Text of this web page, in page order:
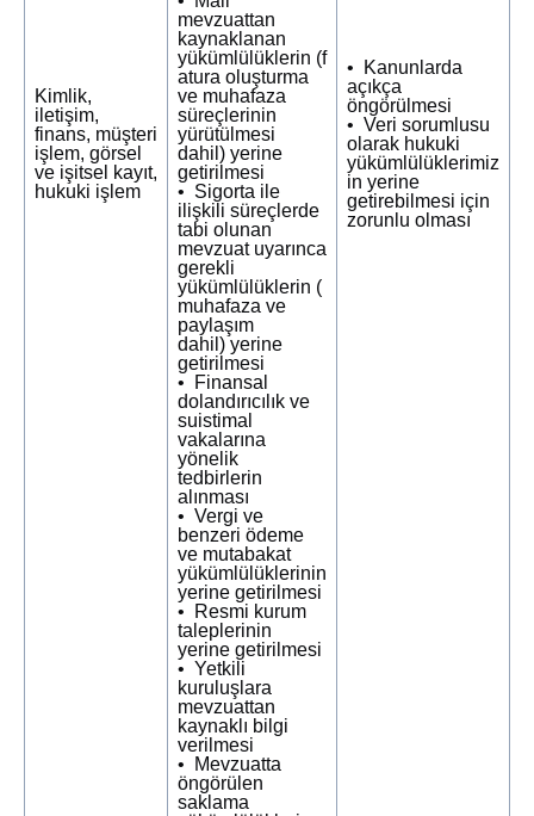
Kimlik,
iletişim,
finans, müşteri
işlem, görsel
ve işitsel kayıt,
hukuki işlem
mevzuattan
kaynaklanan
yükümlülüklerin (f
atura oluşturma
ve muhafaza
süreçlerinin
yürütülmesi
dahil) yerine
getirilmesi
• Sigorta ile
ilişkili süreçlerde
tabi olunan
mevzuat uyarınca
gerekli
yükümlülüklerin (
muhafaza ve
paylaşım
dahil) yerine
getirilmesi
• Finansal
dolandırıcılık ve
suistimal
vakalarına
yönelik
tedbirlerin
alınması
• Vergi ve
benzeri ödeme
ve mutabakat
yükümlülüklerinin
yerine getirilmesi
• Resmi kurum
taleplerinin
yerine getirilmesi
• Yetkili
kuruluşlara
mevzuattan
kaynaklı bilgi
verilmesi
• Mevzuatta
öngörülen
saklama
• Kanunlarda
açıkça
öngörülmesi
• Veri sorumlusu
olarak hukuki
yükümlülüklerimiz
in yerine
getirebilmesi için
zorunlu olması